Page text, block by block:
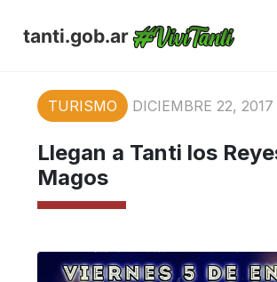
tanti.gob.ar
TURISMO DICIEMBRE 22, 2017
Llegan a Tanti los
Magos